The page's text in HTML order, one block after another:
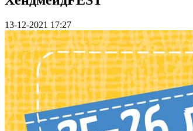
13-12-2021 17:27